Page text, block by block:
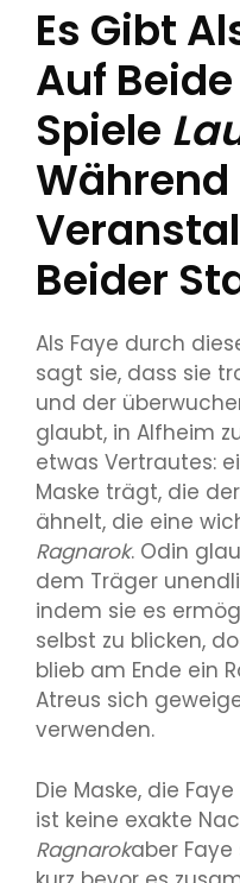
Es Gibt
Auf
Spiele
Während
Beider
Als Faye durch
sagt sie, dass sie
und der
glaubt, in Alfheim
etwas Vertrautes:
Maske trägt, die
ähnelt, die eine
Ragnarok. Odin
dem Träger
indem sie es
selbst zu blicken,
blieb am Ende ein
Atreus sich
verwenden.
Die Maske, die
ist keine exakte
Ragnarokaber Faye